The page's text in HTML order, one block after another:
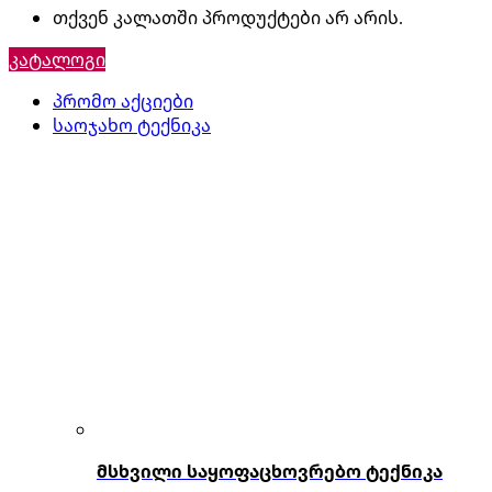
თქვენ კალათში პროდუქტები არ არის.
კატალოგი
პრომო აქციები
საოჯახო ტექნიკა
მსხვილი საყოფაცხოვრებო ტექნიკა